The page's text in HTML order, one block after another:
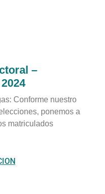
–
Conforme nuestro
ponemos a
matriculados